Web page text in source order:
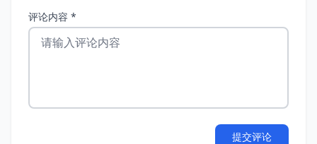
评论内容 *
提交评论